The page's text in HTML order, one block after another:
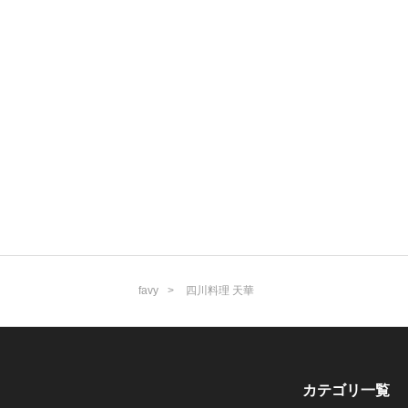
favy 四川料理 天華
カテゴリ一覧